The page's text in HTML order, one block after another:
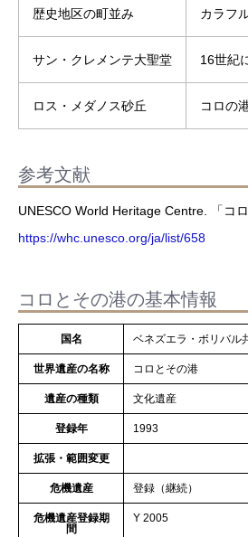
歴史地区の町並み カラフ
サン・クレメンテ大聖堂 16世紀
ロス・メダノス砂丘 コロの
参考文献
UNESCO World Heritage Centre. 「コ
https://whc.unesco.org/ja/list/658
コロとその港の基本情報
国名 ベネズエラ・ボリバル
世界遺産の名称 コロとその港
遺産の種類 文化遺産
登録年 1993
拡張・範囲変更
危機遺産 登録（継続）
危機遺産登録期
間
Y 2005